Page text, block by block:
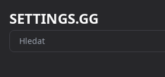
SETTINGS.GG